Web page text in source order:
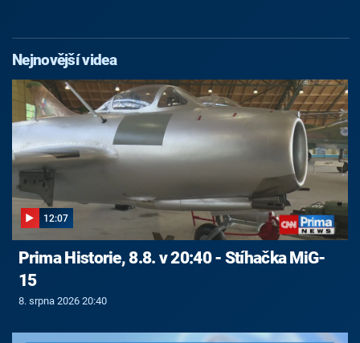
Nejnovější videa
12:07
Prima Historie, 8.8. v 20:40 - Stíhačka MiG-
15
8. srpna 2026 20:40